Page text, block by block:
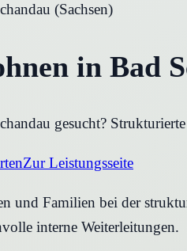
(Sachsen)
in Bad
gesucht?
Zur Leistungsseite
und Familien bei der
interne Weiterleitungen.